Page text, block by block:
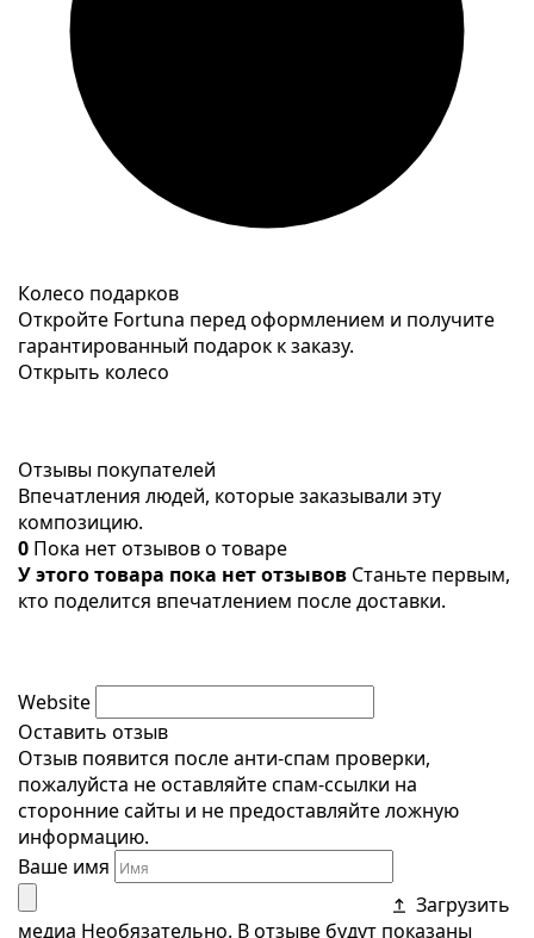
Колесо подарков
Откройте Fortuna перед оформлением и получите
гарантированный подарок к заказу.
Открыть колесо
Отзывы покупателей
Впечатления людей, которые заказывали эту
композицию.
0 Пока нет отзывов о товаре
У этого товара пока нет отзывов Станьте первым,
кто поделится впечатлением после доставки.
Website
Оставить отзыв
Отзыв появится после анти-спам проверки,
пожалуйста не оставляйте спам-ссылки на
сторонние сайты и не предоставляйте ложную
информацию.
Ваше имя
Загрузить
медиа Необязательно. В отзыве будут показаны